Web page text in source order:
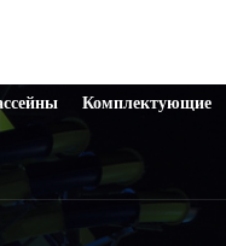
Комплектующие